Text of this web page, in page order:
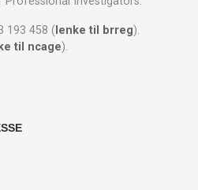
193 458 ( lenke til brreg).
til ncage).